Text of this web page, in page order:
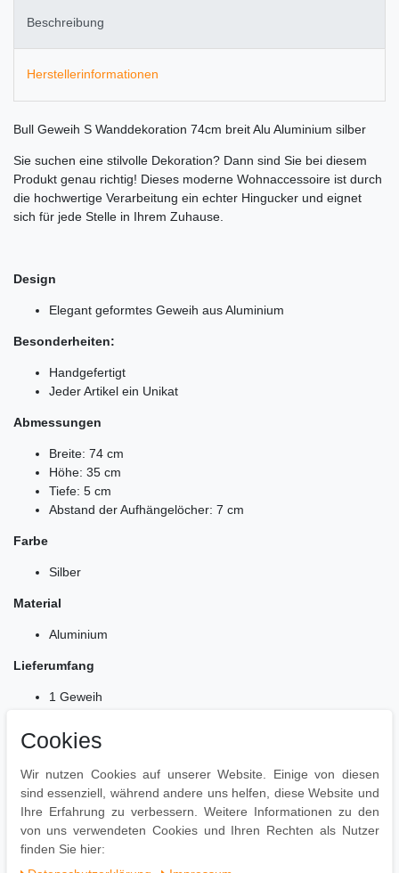
Beschreibung
Herstellerinformationen
Bull Geweih S Wanddekoration 74cm breit Alu Aluminium silber
Sie suchen eine stilvolle Dekoration? Dann sind Sie bei diesem
Produkt genau richtig! Dieses moderne Wohnaccessoire ist durch
die hochwertige Verarbeitung ein echter Hingucker und eignet
sich für jede Stelle in Ihrem Zuhause.
Design
Elegant geformtes Geweih aus Aluminium
Besonderheiten:
Handgefertigt
Jeder Artikel ein Unikat
Abmessungen
Breite: 74 cm
Höhe: 35 cm
Tiefe: 5 cm
Abstand der Aufhängelöcher: 7 cm
Farbe
Silber
Material
Aluminium
Lieferumfang
1 Geweih
Montage
Lieferzustand: zerlegt und praktisch verpackt
Leicht verständliche Montageanleitung inklusive
Einfacher und schneller Aufbau dank gut durchdachter
Konstruktion
Cookies
Wir nutzen Cookies auf unserer Website. Einige von diesen
sind essenziell, während andere uns helfen, diese Website und
Ihre Erfahrung zu verbessern. Weitere Informationen zu den
von uns verwendeten Cookies und Ihren Rechten als Nutzer
finden Sie hier: